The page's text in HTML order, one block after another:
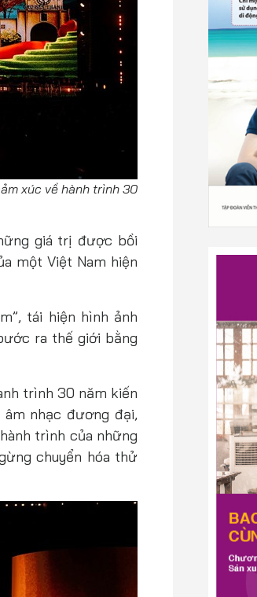
xúc về hành trình 30
giá trị được bồi
một Việt Nam hiện
tái hiện hình ảnh
ra thế giới bằng
trình 30 năm kiến
âm nhạc đương đại,
trình của những
chuyển hóa thử